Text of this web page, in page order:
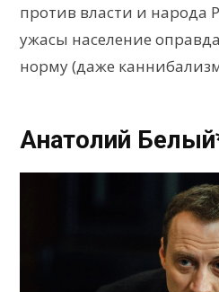
против власти и народа
ужасы население
норму (даже
Анатолий